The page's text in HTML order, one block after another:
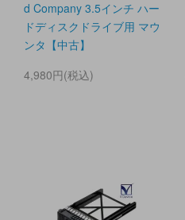
d Company 3.5インチ ハー
ドディスクドライブ用 マウ
ンタ【中古】
4,980円(税込)